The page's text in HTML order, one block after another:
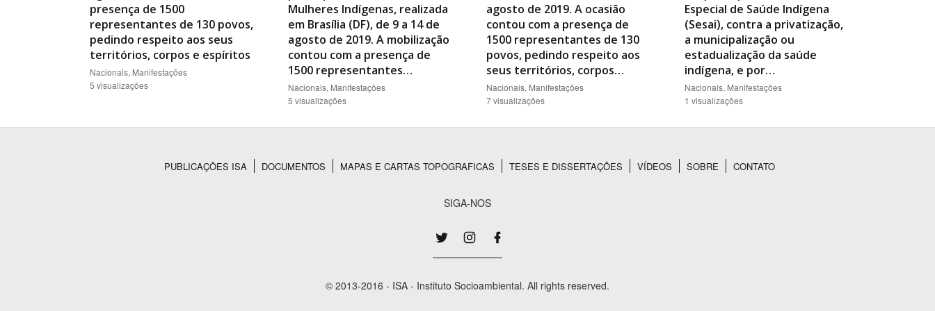
presença de 1500
representantes de 130 povos,
pedindo respeito aos seus
territórios, corpos e espíritos
Nacionais, Manifestações
5 visualizações
Mulheres Indígenas, realizada
em Brasília (DF), de 9 a 14 de
agosto de 2019. A mobilização
contou com a presença de
1500 representantes…
Nacionais, Manifestações
5 visualizações
agosto de 2019. A ocasião
contou com a presença de
1500 representantes de 130
povos, pedindo respeito aos
seus territórios, corpos…
Nacionais, Manifestações
7 visualizações
Especial de Saúde Indígena
(Sesai), contra a privatização,
a municipalização ou
estadualização da saúde
indígena, e por…
Nacionais, Manifestações
1 visualizações
PUBLICAÇÕES ISA DOCUMENTOS MAPAS E CARTAS TOPOGRAFICAS TESES E DISSERTAÇÕES VÍDEOS SOBRE CONTATO
SIGA-NOS
© 2013-2016 - ISA - Instituto Socioambiental. All rights reserved.